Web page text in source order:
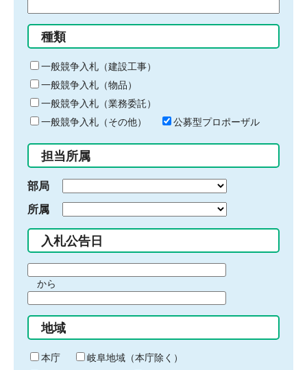
る
キ
ー
ワ
ー
ド
入
力
種類
一般競争入札（建設工事）
一般競争入札（物品）
一般競争入札（業務委託）
一般競争入札（その他）
公募型プロポーザル
担当所属
部局
所属
入札公告日
間
始
り
から
間
終
わ
地域
本庁
岐阜地域（本庁除く）